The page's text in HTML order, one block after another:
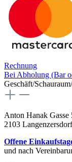
Rechnung
Bei Abholung (Bar
Geschäft/
Anton Hanak Gasse
2103 Langenzersdorf
Offene
und nach